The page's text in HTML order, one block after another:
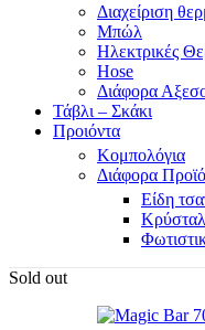
Διαχείριση
Μπώλ
Ηλεκτρικές
Hose
Διάφορα
Τάβλι – Σκάκι
Προιόντα
Κομπολόγια
Διάφορα
Είδη
Sold out